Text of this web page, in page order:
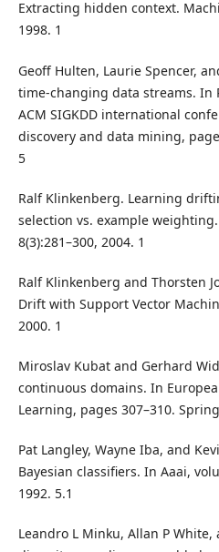
Extracting hidden context.
1998. 1
Geoff Hulten, Laurie Spencer,
time-changing data streams. In
ACM SIGKDD international
discovery and data mining,
5
Ralf Klinkenberg. Learning
selection vs. example
8(3):281–300, 2004. 1
Ralf Klinkenberg and Thorsten
Drift with Support Vector
2000. 1
Miroslav Kubat and Gerhard
continuous domains. In
Learning, pages 307–310.
Pat Langley, Wayne Iba, and
Bayesian classifiers. In Aaai,
1992. 5.1
Leandro L Minku, Allan P White,